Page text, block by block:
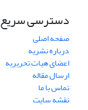
دسترسی سریع
صفحه اصلی
درباره نشریه
اعضای هیات تحریریه
ارسال مقاله
تماس با ما
نقشه سایت